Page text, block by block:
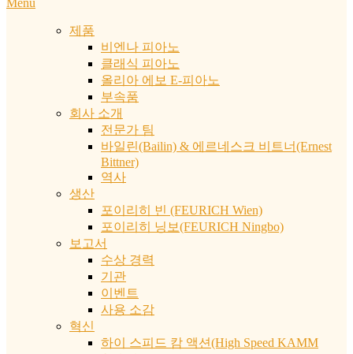
Menu
제품
비엔나 피아노
클래식 피아노
올리아 에보 E-피아노
부속품
회사 소개
전문가 팀
바일린(Bailin) & 에르네스크 비트너(Ernest
Bittner)
역사
생산
포이리히 빈 (FEURICH Wien)
포이리히 닝보(FEURICH Ningbo)
보고서
수상 경력
기관
이벤트
사용 소감
혁신
하이 스피드 캄 액션(High Speed KAMM